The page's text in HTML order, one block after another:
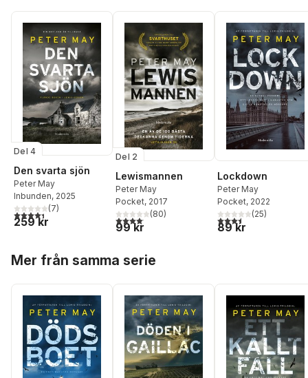
Del 4
Den svarta sjön
Peter May
Inbunden, 2025
4,4utav 5 stjärnor. Totalt antal röster:
(7)
259 kr
Del 2
Lewismannen
Peter May
Pocket, 2017
4,1utav 5 stjärnor. Totalt antal röster:
(80)
99 kr
Lockdown
Peter May
Pocket, 2022
3,5utav 5 stjärnor.
(25)
89 kr
Mer från samma serie